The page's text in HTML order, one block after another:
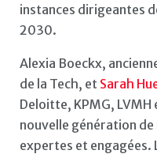
instances dirigeantes
2030.
Alexia Boeckx,
de la Tech, et Sarah
Deloitte, KPMG,
nouvelle génération
expertes et engagées.